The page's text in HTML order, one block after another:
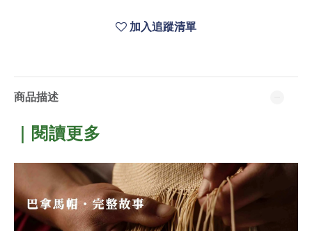
加入追蹤清單
商品描述
｜閱讀更多